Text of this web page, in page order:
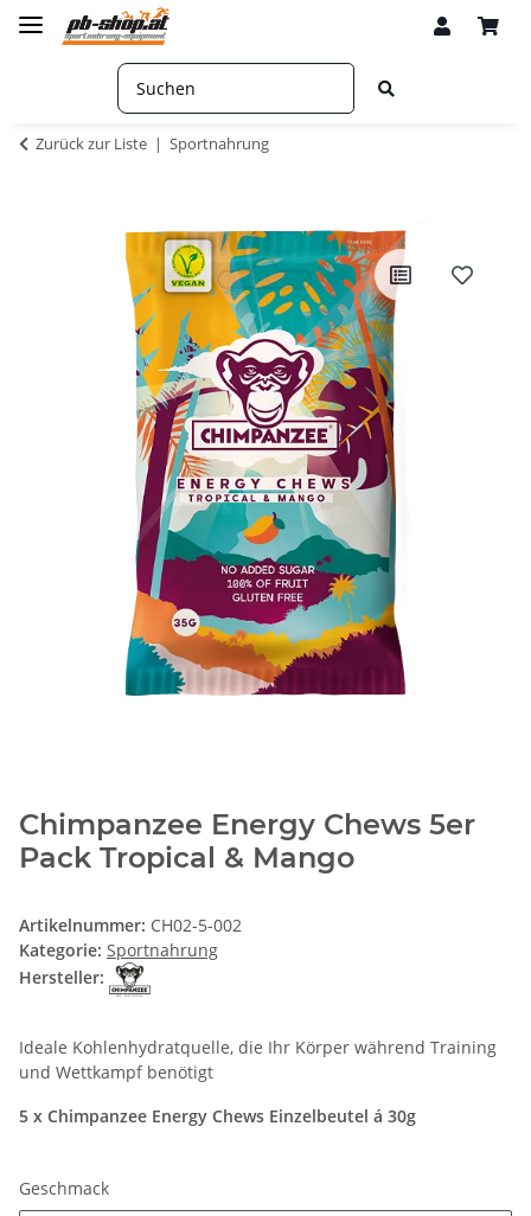
Zurück zur Liste Sportnahrung
Chimpanzee Energy Chews 5er
Pack Tropical & Mango
Artikelnummer: CH02-5-002
Kategorie: Sportnahrung
Hersteller:
Ideale Kohlenhydratquelle, die Ihr Körper während Training
und Wettkampf benötigt
5 x Chimpanzee Energy Chews Einzelbeutel á 30g
Geschmack